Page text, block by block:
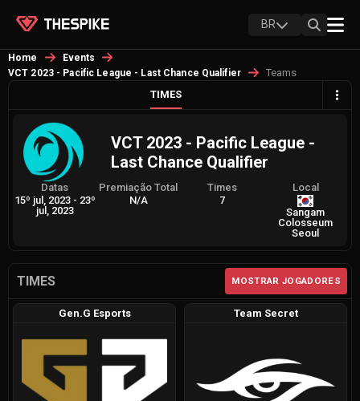
BR
Home
Events
VCT 2023 - Pacific League - Last Chance Qualifier
Teams
TIMES
VCT 2023 - Pacific League -
Last Chance Qualifier
Datas
15º jul, 2023 - 23º
jul, 2023
Premiação Total
N/A
Times
7
Local
Sangam
Colosseum
Seoul
TIMES MOSTRAR JOGADORES
Gen.G Esports Team Secret